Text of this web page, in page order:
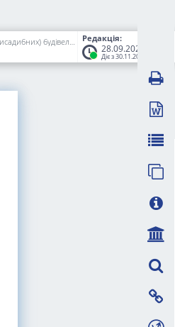
Редакція:
28.09.2023
Діє з 30.11.2023
Про затвердження Порядку проведення технічного обстеження і прийняття в експлуатацію індивідуальних (садибних) житлових будинків, садових, дачних будинків, господарських (присадибних) будівель і споруд, будівель і споруд сільськогосподарського призначення, що за класом наслідків (відповідальності) належать до об'єктів з незначними наслідками (СС1), збудовані на земельній ділянці відповідного цільового призначення без дозвільного документа на виконання будівельних робіт